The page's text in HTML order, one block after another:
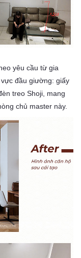
yêu cầu từ gia
đầu giường: giấy
treo Shoji, mang
chủ master này.